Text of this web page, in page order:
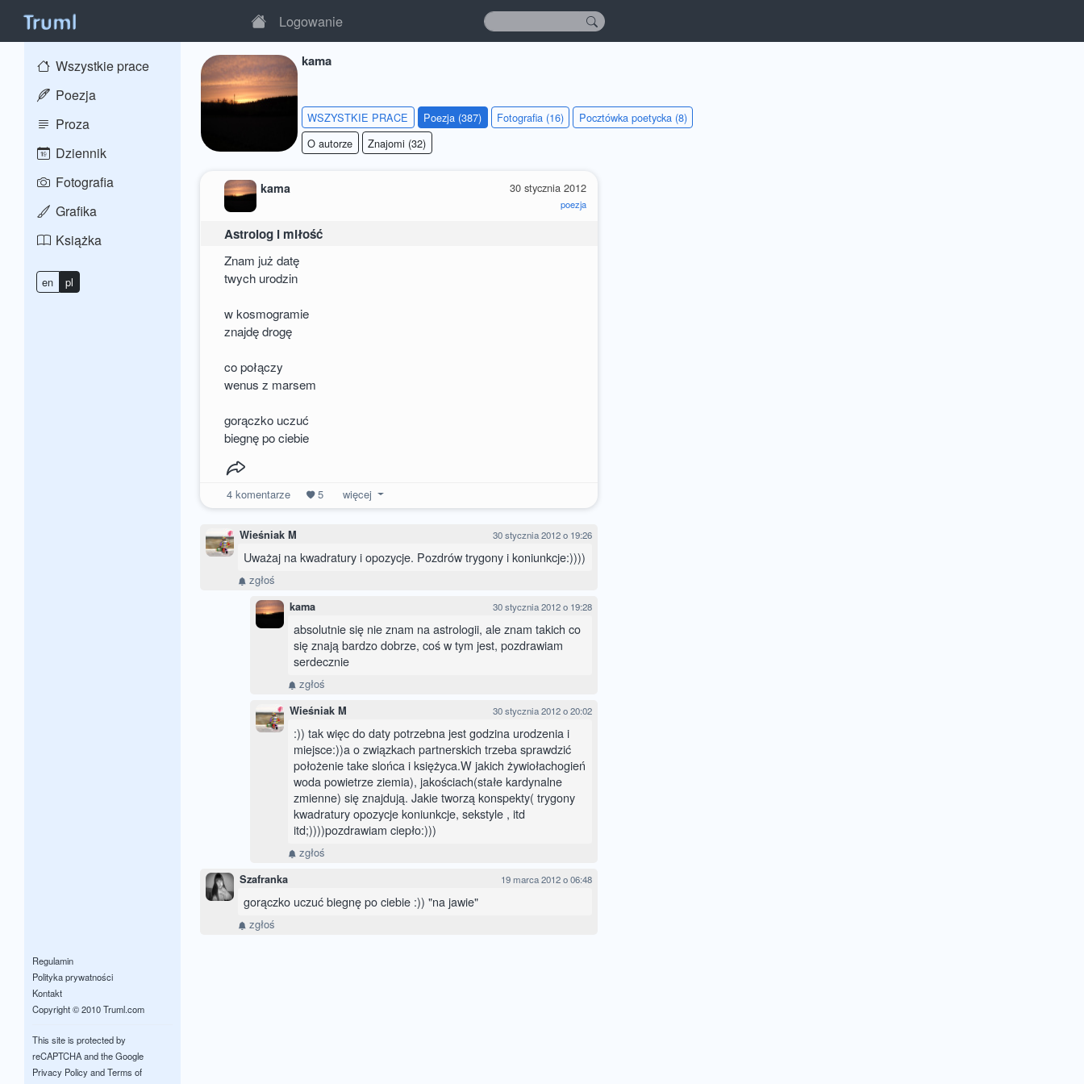
Logowanie
Wszystkie prace
Poezja
Proza
Dziennik
Fotografia
Grafika
Książka
en pl
Regulamin
Polityka prywatności
Kontakt
Copyright © 2010 Truml.com
This site is protected by
reCAPTCHA and the Google
Privacy PolicyandTerms of
kama
WSZYSTKIE PRACE Poezja (387) Fotografia (16)
Pocztówka poetycka (8)
O autorze
Znajomi (32)
30 stycznia 2012
poezja
kama
Astrolog i miłość
Znam już datę
twych urodzin
w kosmogramie
znajdę drogę
co połączy
wenus z marsem
gorączko uczuć
biegnę po ciebie
4komentarze 5 więcej
Wieśniak M 30 stycznia 2012 o 19:26
Uważaj na kwadratury i opozycje. Pozdrów trygony i koniunkcje:))))
zgłoś
kama 30 stycznia 2012 o 19:28
absolutnie się nie znam na astrologii, ale znam takich co
się znają bardzo dobrze, coś w tym jest, pozdrawiam
serdecznie
zgłoś
Wieśniak M 30 stycznia 2012 o 20:02
:)) tak więc do daty potrzebna jest godzina urodzenia i
miejsce:))a o związkach partnerskich trzeba sprawdzić
położenie take slońca i księżyca.W jakich żywiołachogień
woda powietrze ziemia), jakościach(stałe kardynalne
zmienne) się znajdują. Jakie tworzą konspekty( trygony
kwadratury opozycje koniunkcje, sekstyle , itd
itd;))))pozdrawiam ciepło:)))
zgłoś
Szafranka 19 marca 2012 o 06:48
gorączko uczuć biegnę po ciebie :)) "na jawie"
zgłoś